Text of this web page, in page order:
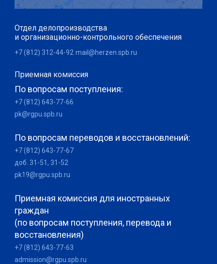
Отдел делопроизводства
и организационно-контрольного обеспечения
+7 (812) 312-44-92 mail@herzen.spb.ru
Приемная комиссия
По вопросам поступления:
+7 (812) 643-77-66
pk@rgpu.spb.ru
По вопросам переводов и восстановлений:
+7 (812) 643-77-67
доб. 31-51, 31-52
pk19@rgpu.spb.ru
Приемная комиссия для иностранных
граждан
(по вопросам поступления, перевода и
восстановления)
+7 (812) 643-77-63
admission@rgpu.spb.ru